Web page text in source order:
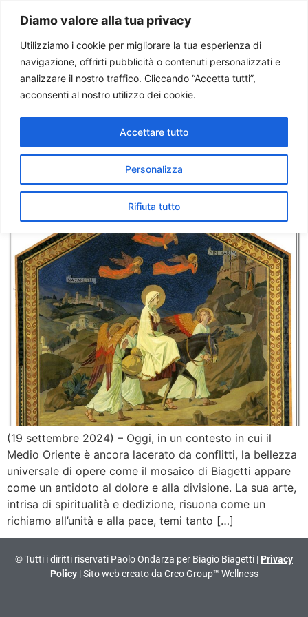
Diamo valore alla tua privacy
Utilizziamo i cookie per migliorare la tua esperienza di
navigazione, offrirti pubblicità o contenuti personalizzati e
analizzare il nostro traffico. Cliccando “Accetta tutti”,
acconsenti al nostro utilizzo dei cookie.
Personalizza
Rifiuta tutto
Accettare tutto
Paolo Ondarza
Tag:mosaico
Terra Santa. L’arte di
Biagetti, bellezza e
spiritualità, tra passato e
presente
(19 settembre 2024) – Oggi, in un contesto in cui il
Medio Oriente è ancora lacerato da conflitti, la bellezza
universale di opere come il mosaico di Biagetti appare
come un antidoto al dolore e alla divisione. La sua arte,
intrisa di spiritualità e dedizione, risuona come un
richiamo all’unità e alla pace, temi tanto […]
© Tutti i diritti riservati Paolo Ondarza per Biagio Biagetti | Privacy
Policy| Sito web creato da Creo Group™ Wellness